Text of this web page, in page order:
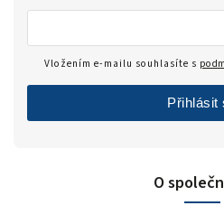
O
Vložením e-mailu souhlasíte s
Přihlásit